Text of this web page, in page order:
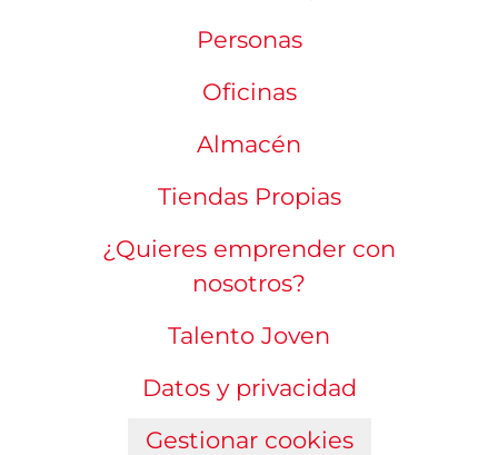
Personas
Oficinas
Almacén
Tiendas Propias
¿Quieres emprender con
nosotros?
Talento Joven
Datos y privacidad
Gestionar cookies